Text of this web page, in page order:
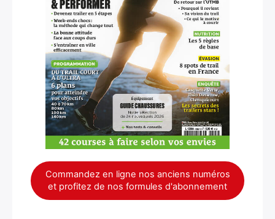
Commandez en ligne nos anciens numéros
et profitez de nos formules d'abonnement
×